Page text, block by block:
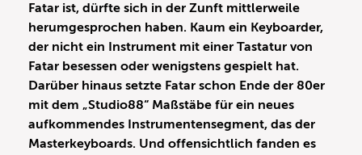
Fatar ist, dürfte sich in der Zunft mittlerweile
herumgesprochen haben. Kaum ein Keyboarder,
der nicht ein Instrument mit einer Tastatur von
Fatar besessen oder wenigstens gespielt hat.
Darüber hinaus setzte Fatar schon Ende der 80er
mit dem „Studio88“ Maßstäbe für ein neues
aufkommendes Instrumentensegment, das der
Masterkeyboards. Und offensichtlich fanden es